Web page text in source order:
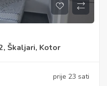
Škaljari, Kotor
prije 23 sati